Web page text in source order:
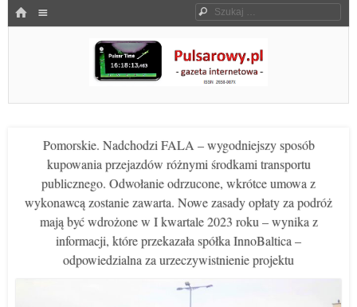
HOME Szukaj
Pulsarowy.pl
Pomorskie. Nadchodzi FALA – wygodniejszy sposób
kupowania przejazdów różnymi środkami transportu
publicznego. Odwołanie odrzucone, wkrótce umowa z
wykonawcą zostanie zawarta. Nowe zasady opłaty za podróż
mają być wdrożone w I kwartale 2023 roku – wynika z
informacji, które przekazała spółka InnoBaltica –
odpowiedzialna za urzeczywistnienie projektu